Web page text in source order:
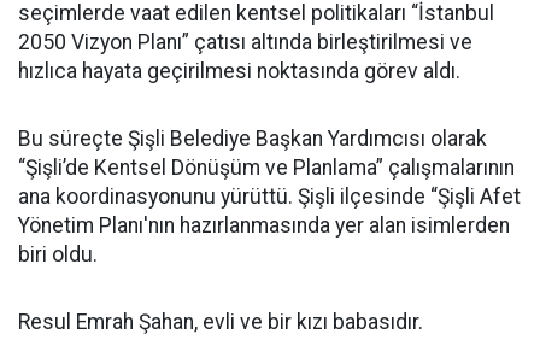
seçimlerde vaat edilen kentsel politikaları “İstanbul
2050 Vizyon Planı” çatısı altında birleştirilmesi ve
hızlıca hayata geçirilmesi noktasında görev aldı.
Bu süreçte Şişli Belediye Başkan Yardımcısı olarak
“Şişli’de Kentsel Dönüşüm ve Planlama” çalışmalarının
ana koordinasyonunu yürüttü. Şişli ilçesinde “Şişli Afet
Yönetim Planı'nın hazırlanmasında yer alan isimlerden
biri oldu.
Resul Emrah Şahan, evli ve bir kızı babasıdır.